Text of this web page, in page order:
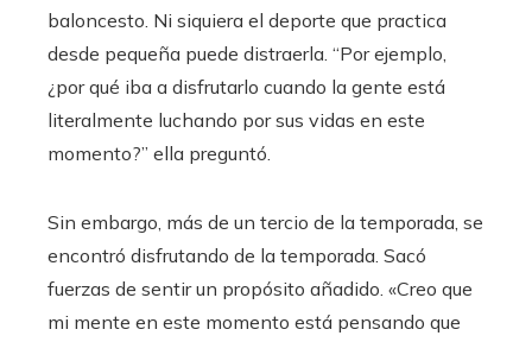
baloncesto. Ni siquiera el deporte que practica
desde pequeña puede distraerla. “Por ejemplo,
¿por qué iba a disfrutarlo cuando la gente está
literalmente luchando por sus vidas en este
momento?” ella preguntó.
Sin embargo, más de un tercio de la temporada, se
encontró disfrutando de la temporada. Sacó
fuerzas de sentir un propósito añadido. «Creo que
mi mente en este momento está pensando que